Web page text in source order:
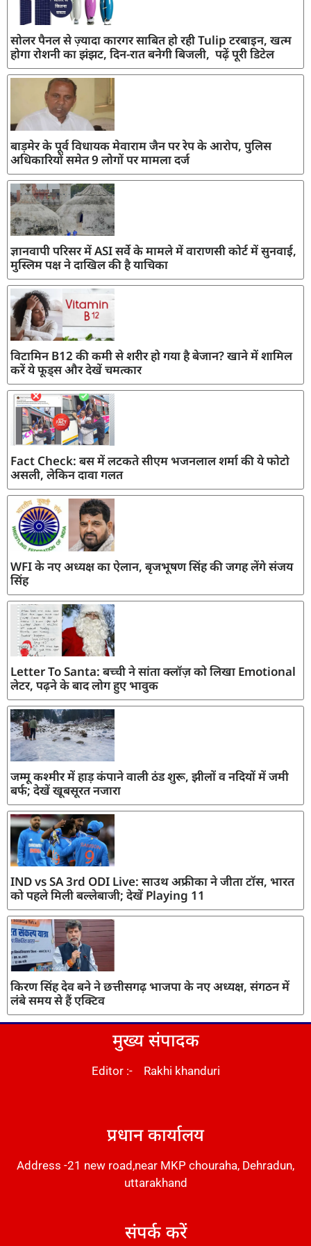
सोलर पैनल से ज़्यादा कारगर साबित हो रही Tulip टरबाइन, खत्म
होगा रोशनी का झंझट, दिन-रात बनेगी बिजली, पढ़ें पूरी डिटेल
बाड़मेर के पूर्व विधायक मेवाराम जैन पर रेप के आरोप, पुलिस
अधिकारियों समेत 9 लोगों पर मामला दर्ज
ज्ञानवापी परिसर में ASI सर्वे के मामले में वाराणसी कोर्ट में सुनवाई,
मुस्लिम पक्ष ने दाखिल की है याचिका
विटामिन B12 की कमी से शरीर हो गया है बेजान? खाने में शामिल
करें ये फूड्स और देखें चमत्कार
Fact Check: बस में लटकते सीएम भजनलाल शर्मा की ये फोटो
असली, लेकिन दावा गलत
WFI के नए अध्यक्ष का ऐलान, बृजभूषण सिंह की जगह लेंगे संजय
सिंह
Letter To Santa: बच्ची ने सांता क्लॉज़ को लिखा Emotional
लेटर, पढ़ने के बाद लोग हुए भावुक
जम्मू कश्मीर में हाड़ कंपाने वाली ठंड शुरू, झीलों व नदियों में जमी
बर्फ; देखें खूबसूरत नजारा
IND vs SA 3rd ODI Live: साउथ अफ्रीका ने जीता टॉस, भारत
को पहले मिली बल्लेबाजी; देखें Playing 11
किरण सिंह देव बने ने छत्तीसगढ़ भाजपा के नए अध्यक्ष, संगठन में
लंबे समय से हैं एक्टिव
मुख्य संपादक
Editor :- Rakhi khanduri
प्रधान कार्यालय
Address -21 new road,near MKP chouraha, Dehradun,
uttarakhand
संपर्क करें